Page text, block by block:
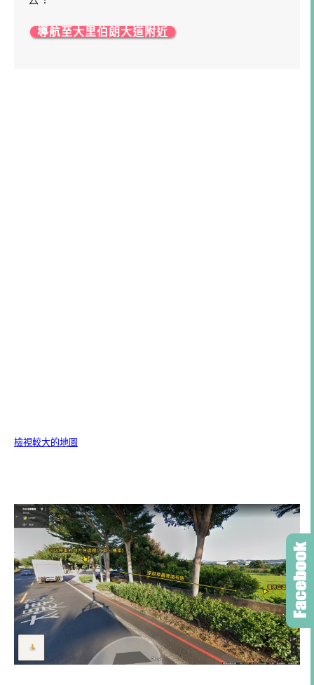
導航至大里伯朗大道附近
檢視較大的地圖